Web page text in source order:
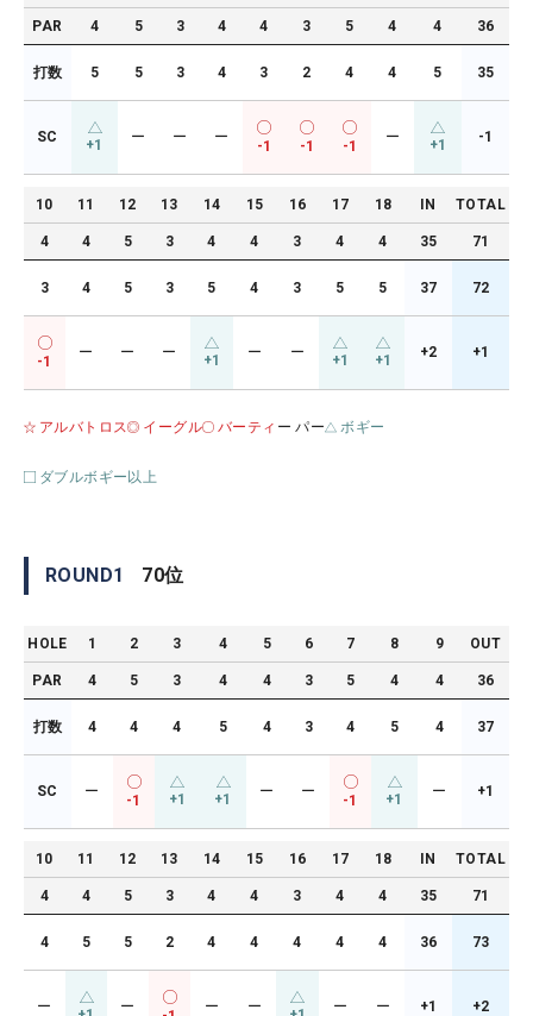
PAR 4 5 3 4 4 3 5 4 4 36
打数 5 5 3 4 3 2 4 4 5 35
SC +1 ー ー ー
-1 -1 -1
ー +1 -1
10 11 12 13 14 15 16 17 18 IN TOTAL
4 4 5 3 4 4 3 4 4 35 71
3 4 5 3 5 4 3 5 5 37 72
-1
ー ー ー +1 ー ー +1 +1 +2 +1
アルバトロス イーグル バーティ ー パー ボギー
ダブルボギー以上
ROUND1 70位
HOLE 1 2 3 4 5 6 7 8 9 OUT
PAR 4 5 3 4 4 3 5 4 4 36
打数 4 4 4 5 4 3 4 5 4 37
SC ー
-1 +1 +1 ー ー
-1 +1 ー +1
10 11 12 13 14 15 16 17 18 IN TOTAL
4 4 5 3 4 4 3 4 4 35 71
4 5 5 2 4 4 4 4 4 36 73
ー ー ー ー ー ー +1 +2